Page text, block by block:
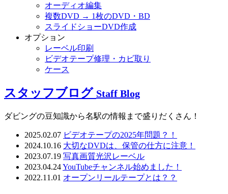
オーディオ編集
複数DVD → 1枚のDVD・BD
スライドショーDVD作成
オプション
レーベル印刷
ビデオテープ修理・カビ取り
ケース
スタッフブログ Staff Blog
ダビングの豆知識から名駅の情報まで盛りだくさん！
2025.02.07 ビデオテープの2025年問題？！
2024.10.16 大切なDVDは、保管の仕方に注意！
2023.07.19 写真画質光沢レーベル
2023.04.24YouTubeチャンネル始めました！
2022.11.01 オープンリールテープとは？？